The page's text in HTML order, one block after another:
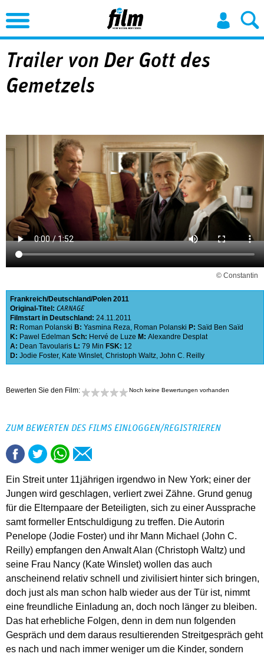
Jump to Navigation
Trailer von Der Gott des
Gemetzels
© Constantin
Frankreich Deutschland Polen 2011
Original-Titel: CARNAGE
Filmstart in Deutschland: 24.11.2011
R: Roman Polanski B: Yasmina Reza, Roman Polanski P: Saïd Ben Saïd
K: Pawel Edelman Sch: Hervé de Luze M: Alexandre Desplat
A: Dean Tavoularis L: 79 Min FSK: 12
D: Jodie Foster, Kate Winslet, Christoph Waltz, John C. Reilly
Bewerten Sie den Film: Noch keine Bewertungen vorhanden
ZUM BEWERTEN DES FILMS EINLOGGEN/REGISTRIEREN
Ein Streit unter 11jährigen irgendwo in New York; einer der
Jungen wird geschlagen, verliert zwei Zähne. Grund genug
für die Elternpaare der Beteiligten, sich zu einer Aussprache
samt formeller Entschuldigung zu treffen. Die Autorin
Penelope (Jodie Foster) und ihr Mann Michael (John C.
Reilly) empfangen den Anwalt Alan (Christoph Waltz) und
seine Frau Nancy (Kate Winslet) wollen das auch
anscheinend relativ schnell und zivilisiert hinter sich bringen,
doch just als man schon halb wieder aus der Tür ist, nimmt
eine freundliche Einladung an, doch noch länger zu bleiben.
Das hat erhebliche Folgen, denn in dem nun folgenden
Gespräch und dem daraus resultierenden Streitgespräch geht
es nach und nach immer weniger um die Kinder, sondern